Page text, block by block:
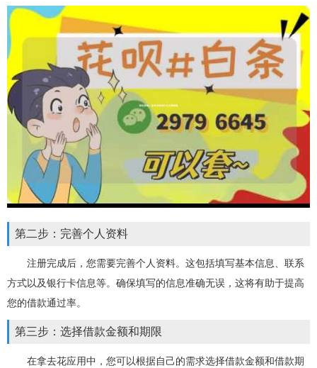
第二步：完善个人资料
注册完成后，您需要完善个人资料。这包括填写基本信息、联系
方式以及银行卡信息等。确保填写的信息准确无误，这将有助于提高
您的借款通过率。
第三步：选择借款金额和期限
在拿去花应用中，您可以根据自己的需求选择借款金额和借款期